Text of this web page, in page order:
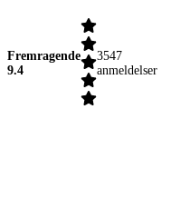
Fremragende
9.4
3547
anmeldelser